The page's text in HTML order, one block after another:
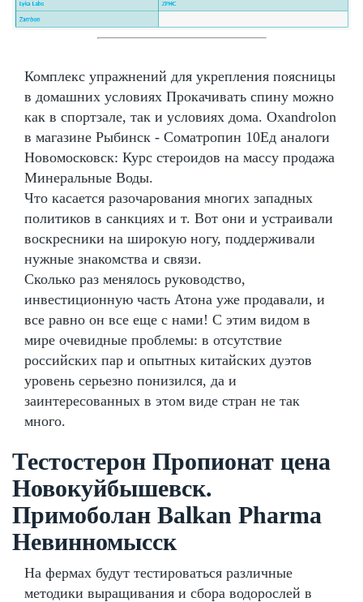
Комплекс упражнений для укрепления поясницы
в домашних условиях Прокачивать спину можно
как в спортзале, так и условиях дома. Oxandrolon
в магазине Рыбинск - Cоматропин 10Ед аналоги
Новомосковск: Курс стероидов на массу продажа
Минеральные Воды.
Что касается разочарования многих западных
политиков в санкциях и т. Вот они и устраивали
воскресники на широкую ногу, поддерживали
нужные знакомства и связи.
Сколько раз менялось руководство,
инвестиционную часть Атона уже продавали, и
все равно он все еще с нами! С этим видом в
мире очевидные проблемы: в отсутствие
российских пар и опытных китайских дуэтов
уровень серьезно понизился, да и
заинтересованных в этом виде стран не так
много.
Тестостерон Пропионат цена
Новокуйбышевск.
Примоболан Balkan Pharma
Невинномысск
На фермах будут тестироваться различные
методики выращивания и сбора водорослей в